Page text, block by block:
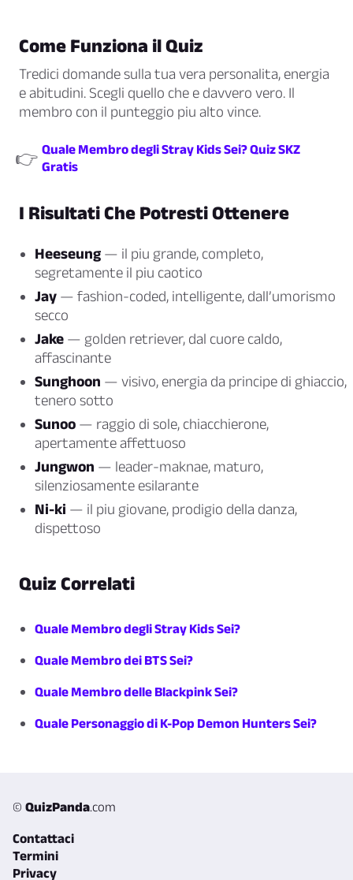
Come Funziona il Quiz
Tredici domande sulla tua vera personalita, energia
e abitudini. Scegli quello che e davvero vero. Il
membro con il punteggio piu alto vince.
👉 Quale Membro degli Stray Kids Sei? Quiz SKZ
Gratis
I Risultati Che Potresti Ottenere
Heeseung — il piu grande, completo,
segretamente il piu caotico
Jay — fashion-coded, intelligente, dall’umorismo
secco
Jake — golden retriever, dal cuore caldo,
affascinante
Sunghoon — visivo, energia da principe di ghiaccio,
tenero sotto
Sunoo — raggio di sole, chiacchierone,
apertamente affettuoso
Jungwon — leader-maknae, maturo,
silenziosamente esilarante
Ni-ki — il piu giovane, prodigio della danza,
dispettoso
Quiz Correlati
Quale Membro degli Stray Kids Sei?
Quale Membro dei BTS Sei?
Quale Membro delle Blackpink Sei?
Quale Personaggio di K-Pop Demon Hunters Sei?
© QuizPanda.com
Contattaci
Termini
Privacy